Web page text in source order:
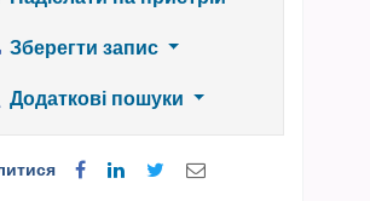
Зберегти запис
Додаткові пошуки